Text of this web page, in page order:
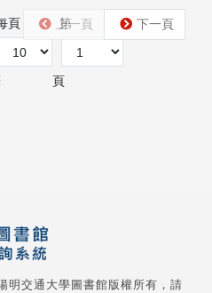
頁 第
頁
上一頁 下一頁
明交通大學圖書館版權所有，請